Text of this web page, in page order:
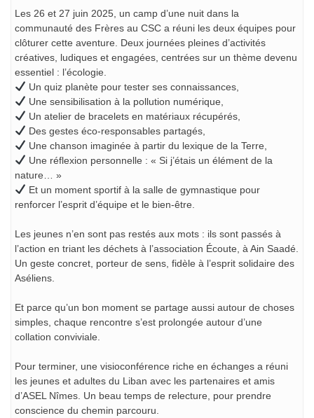
Les 26 et 27 juin 2025, un camp d’une nuit dans la
communauté des Frères au CSC a réuni les deux équipes pour
clôturer cette aventure. Deux journées pleines d’activités
créatives, ludiques et engagées, centrées sur un thème devenu
essentiel : l’écologie.
Un quiz planète pour tester ses connaissances,
Une sensibilisation à la pollution numérique,
Un atelier de bracelets en matériaux récupérés,
Des gestes éco-responsables partagés,
Une chanson imaginée à partir du lexique de la Terre,
Une réflexion personnelle : « Si j’étais un élément de la
nature… »
Et un moment sportif à la salle de gymnastique pour
renforcer l’esprit d’équipe et le bien-être.
Les jeunes n’en sont pas restés aux mots : ils sont passés à
l’action en triant les déchets à l’association Écoute, à Ain Saadé.
Un geste concret, porteur de sens, fidèle à l’esprit solidaire des
Aséliens.
Et parce qu’un bon moment se partage aussi autour de choses
simples, chaque rencontre s’est prolongée autour d’une
collation conviviale.
Pour terminer, une visioconférence riche en échanges a réuni
les jeunes et adultes du Liban avec les partenaires et amis
d’ASEL Nîmes. Un beau temps de relecture, pour prendre
conscience du chemin parcouru.